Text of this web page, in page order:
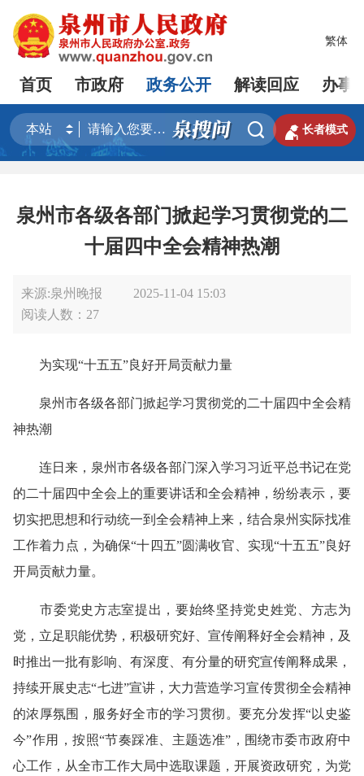
繁体
首页 市政府 政务公开 解读回应 办事
  长者模式
泉州市各级各部门掀起学习贯彻党的二
十届四中全会精神热潮
来源:泉州晚报
2025-11-04 15:03
阅读人数： 27
为实现“十五五”良好开局贡献力量
泉州市各级各部门掀起学习贯彻党的二十届四中全会精
神热潮
连日来，泉州市各级各部门深入学习习近平总书记在党
的二十届四中全会上的重要讲话和全会精神，纷纷表示，要
切实把思想和行动统一到全会精神上来，结合泉州实际找准
工作着力点，为确保“十四五”圆满收官、实现“十五五”良好
开局贡献力量。
市委党史方志室提出，要始终坚持党史姓党、方志为
党，立足职能优势，积极研究好、宣传阐释好全会精神，及
时推出一批有影响、有深度、有分量的研究宣传阐释成果，
持续开展史志“七进”宣讲，大力营造学习宣传贯彻全会精神
的浓厚氛围，服务好全市的学习贯彻。要充分发挥“以史鉴
今”作用，按照“节奏踩准、主题选准”，围绕市委市政府中
心工作，从全市工作大局中选取课题，开展资政研究，为党